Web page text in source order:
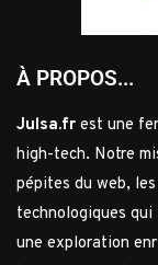
À PROPOS...
Julsa.fr est une
high-tech. Notre
pépites du web,
technologiques
une exploration